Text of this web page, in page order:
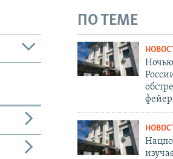
ПО ТЕМЕ
Ночью